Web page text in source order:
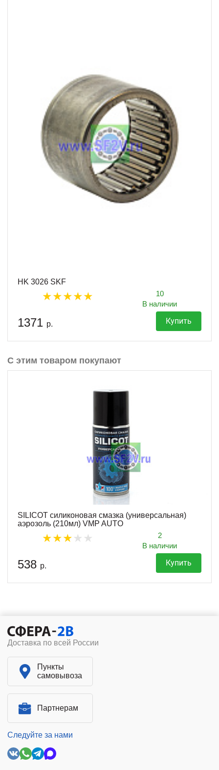
HK 3026 SKF
10
В наличии
1371 р. Купить
С этим товаром покупают
SILICOT силиконовая смазка (универсальная)
аэрозоль (210мл) VMP AUTO
2
В наличии
538 р. Купить
Доставка по всей России
Пункты
самовывоза
Партнерам
Следуйте за нами